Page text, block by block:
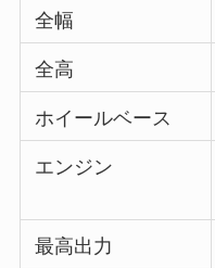
全幅
全高
ホイールベース
エンジン
最高出力